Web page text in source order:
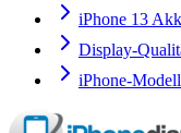
iPhone 13
Display-
iPhone-